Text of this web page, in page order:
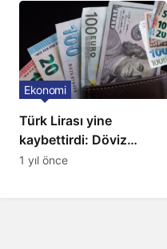
Türk Lirası yine
kaybettirdi: Döviz
kurları yükseldi
Ekonomi
1 yıl önce